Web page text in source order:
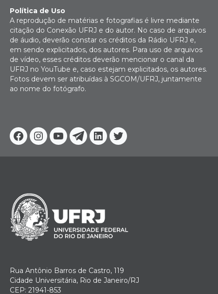
Facebook
Instagram
YoutubeTelegram
Linkedin
Twitter
Política de Uso
A reprodução de matérias e fotografias é livre mediante
citação do Conexão UFRJ e do autor. No caso de arquivos
de áudio, deverão constar os créditos da Rádio UFRJ e,
em sendo explicitados, dos autores. Para uso de arquivos
de vídeo, esses créditos deverão mencionar o canal da
UFRJ no YouTube e, caso estejam explicitados, os autores.
Fotos devem ser atribuídas à SGCOM/UFRJ, juntamente
ao nome do fotógrafo.
Rua Antônio Barros de Castro, 119
Cidade Universitária, Rio de Janeiro/RJ
CEP: 21941-853